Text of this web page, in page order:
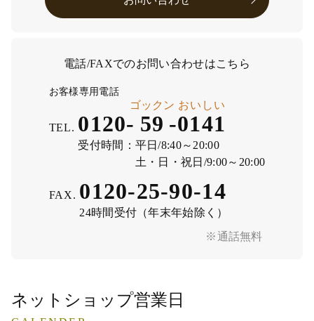
電話/FAXでのお問い合わせはこちら
※通話無料
お客様専用電話
TEL. 0120- 59
ゴックン
-0141
おいしい
受付時間： 平日/8:40～20:00
土・日・祝日/9:00～20:00
FAX. 0120-25-90-14
24時間受付（年末年始除く）
ネットショップ営業日